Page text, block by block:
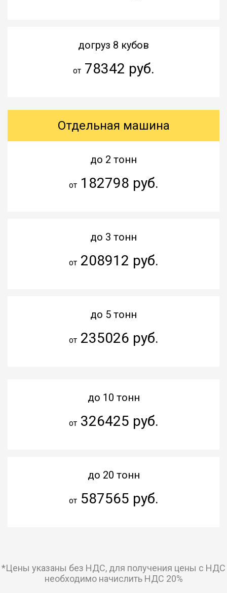
догруз 8 кубов
от78342 руб.
Отдельная машина
до 2 тонн
от182798 руб.
до 3 тонн
от208912 руб.
до 5 тонн
от235026 руб.
до 10 тонн
от326425 руб.
до 20 тонн
от587565 руб.
*Цены указаны без НДС, для получения цены с НДС
необходимо начислить НДС 20%